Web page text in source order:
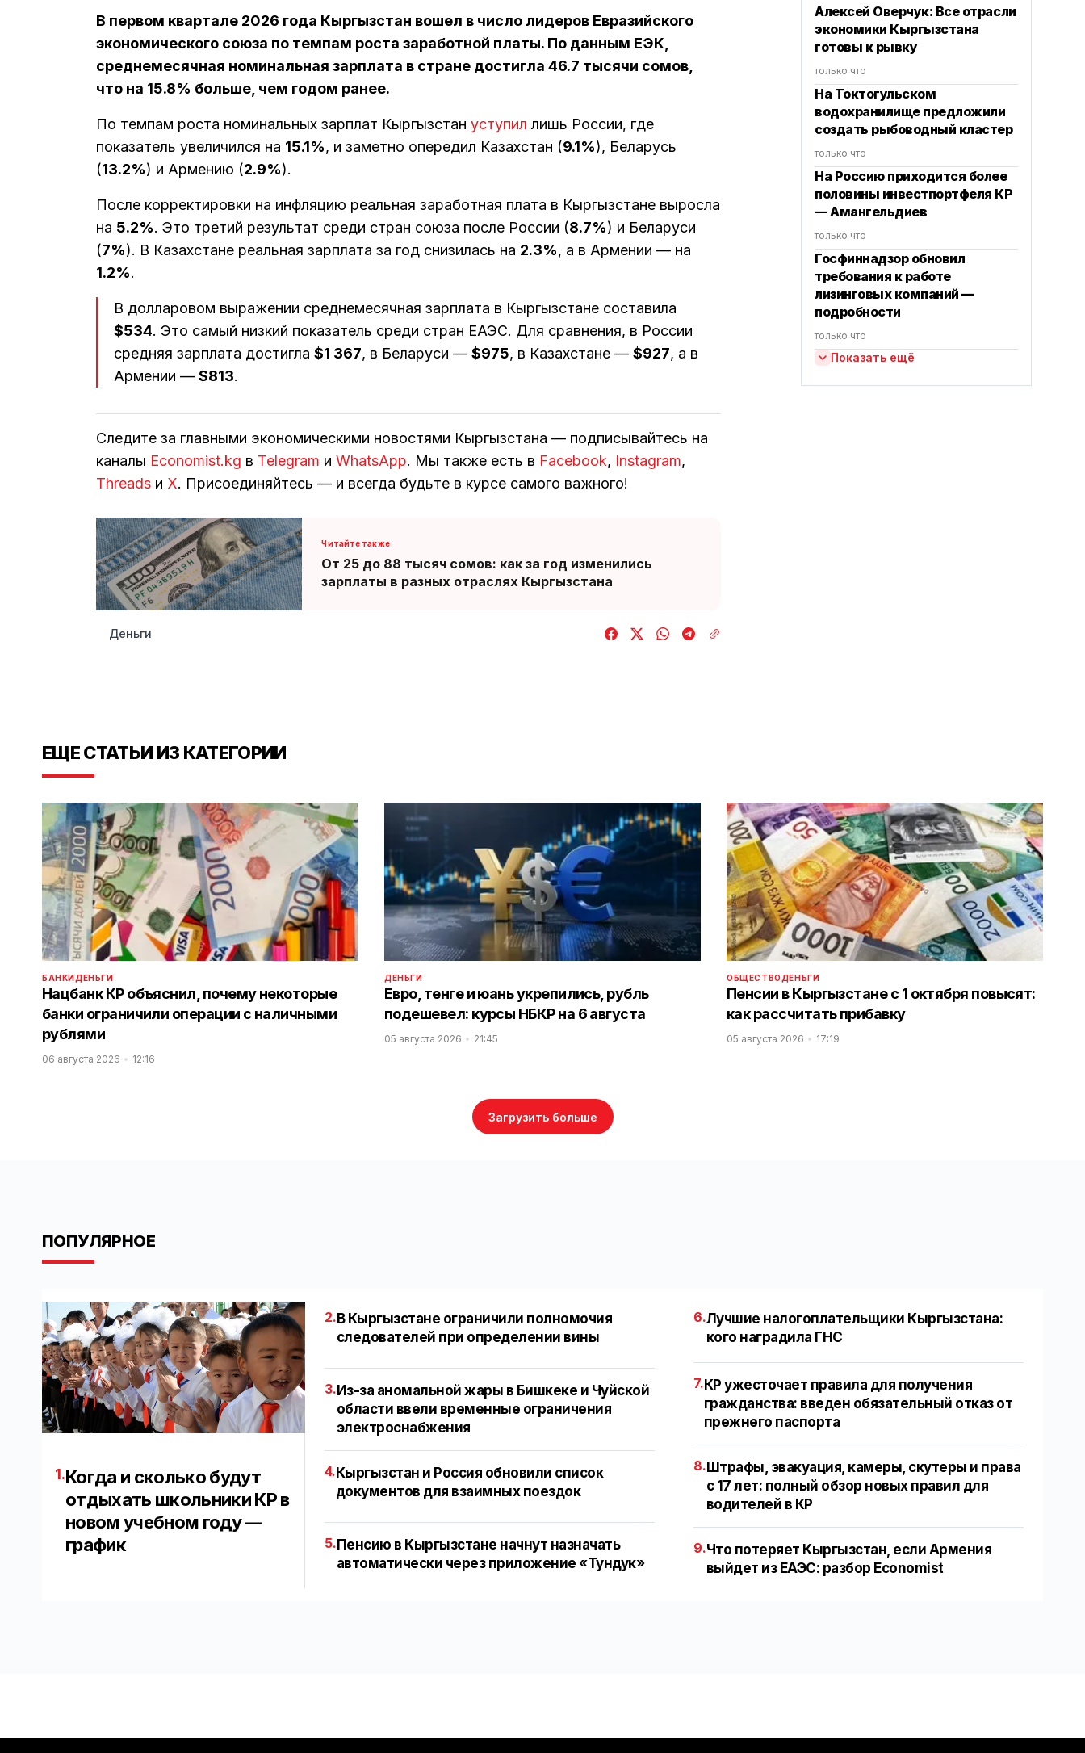
В первом квартале 2026 года Кыргызстан вошел в число лидеров Евразийского
экономического союза по темпам роста заработной платы. По данным ЕЭК,
среднемесячная номинальная зарплата в стране достигла 46.7 тысячи сомов,
что на 15.8% больше, чем годом ранее.
По темпам роста номинальных зарплат Кыргызстан уступил лишь России, где
показатель увеличился на 15.1%, и заметно опередил Казахстан (9.1%), Беларусь
(13.2%) и Армению (2.9%).
После корректировки на инфляцию реальная заработная плата в Кыргызстане выросла
на 5.2%. Это третий результат среди стран союза после России (8.7%) и Беларуси
(7%). В Казахстане реальная зарплата за год снизилась на 2.3%, а в Армении — на
1.2%.
В долларовом выражении среднемесячная зарплата в Кыргызстане составила
$534. Это самый низкий показатель среди стран ЕАЭС. Для сравнения, в России
средняя зарплата достигла $1 367, в Беларуси — $975, в Казахстане — $927, а в
Армении — $813.
Следите за главными экономическими новостями Кыргызстана — подписывайтесь на
каналы Economist.kg в Telegram и WhatsApp. Мы также есть в Facebook, Instagram,
Threads и Х. Присоединяйтесь — и всегда будьте в курсе самого важного!
От 25 до 88 тысяч сомов: как за год изменились
зарплаты в разных отраслях Кыргызстана
Деньги
Алексей Оверчук: Все отрасли
экономики Кыргызстана
готовы к рывку
только что
На Токтогульском
водохранилище предложили
создать рыбоводный кластер
только что
На Россию приходится более
половины инвестпортфеля КР
— Амангельдиев
только что
Госфиннадзор обновил
требования к работе
лизинговых компаний —
подробности
только что
Показать ещё
ЕЩЕ СТАТЬИ ИЗ КАТЕГОРИИ
БАНКИДЕНЬГИ
Нацбанк КР объяснил, почему некоторые
банки ограничили операции с наличными
рублями
06 августа 2026 12:16
ДЕНЬГИ
Евро, тенге и юань укрепились, рубль
подешевел: курсы НБКР на 6 августа
05 августа 2026 21:45
ОБЩЕСТВО ДЕНЬГИ
Пенсии в Кыргызстане с 1 октября повысят:
как рассчитать прибавку
05 августа 2026 17:19
Загрузить больше
ПОПУЛЯРНОЕ
1.Когда и сколько будут
отдыхать школьники КР в
новом учебном году —
график
2. В Кыргызстане ограничили полномочия
следователей при определении вины
3.Из-за аномальной жары в Бишкеке и Чуйской
области ввели временные ограничения
электроснабжения
4.Кыргызстан и Россия обновили список
документов для взаимных поездок
5.Пенсию в Кыргызстане начнут назначать
автоматически через приложение «Тундук»
6.Лучшие налогоплательщики Кыргызстана:
кого наградила ГНС
7. КР ужесточает правила для получения
гражданства: введен обязательный отказ от
прежнего паспорта
8. Штрафы, эвакуация, камеры, скутеры и права
с 17 лет: полный обзор новых правил для
водителей в КР
9.Что потеряет Кыргызстан, если Армения
выйдет из ЕАЭС: разбор Economist